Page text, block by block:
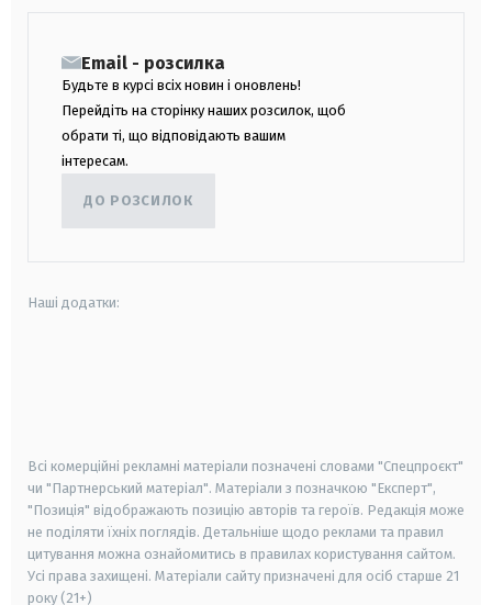
Email - розсилка
Будьте в курсі всіх новин і оновлень!
Перейдіть на сторінку наших розсилок, щоб
обрати ті, що відповідають вашим
інтересам.
ДО РОЗСИЛОК
Наші додатки:
Всі комерційні рекламні матеріали позначені словами "Спецпроєкт"
чи "Партнерський матеріал". Матеріали з позначкою "Експерт",
"Позиція" відображають позицію авторів та героїв. Редакція може
не поділяти їхніх поглядів. Детальніше щодо реклами та правил
цитування можна ознайомитись в правилах користування сайтом.
Усі права захищені. Матеріали сайту призначені для осіб старше 21
року (21+)